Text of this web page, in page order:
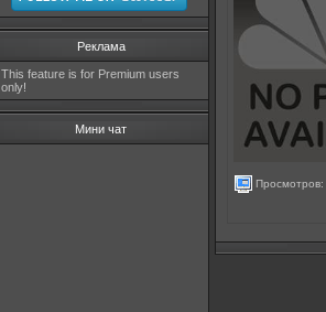
Реклама
This feature is for Premium users
only!
Мини чат
Просмотров: